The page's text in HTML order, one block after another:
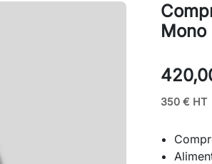
350 € HT